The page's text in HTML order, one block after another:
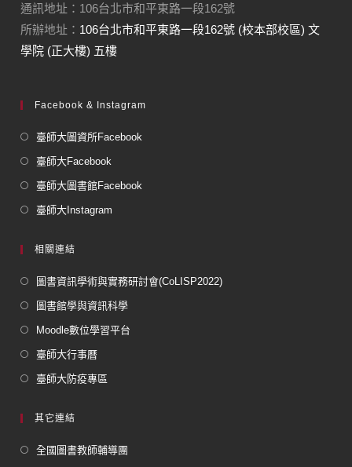
通訊地址：106台北市和平東路一段162號
所辦地址： 106台北市和平東路一段162號 (校本部校區) 文
學院 (正大樓) 五樓
Facebook & Instagram
臺師大圖資所Facebook
臺師大Facebook
臺師大圖書館Facebook
臺師大Instagram
相關連結
圖書資訊學術與實務研討會(CoLISP2022)
圖書館學與資訊科學
Moodle數位學習平台
臺師大行事曆
臺師大防疫專區
其它連結
全國圖書教師輔導團